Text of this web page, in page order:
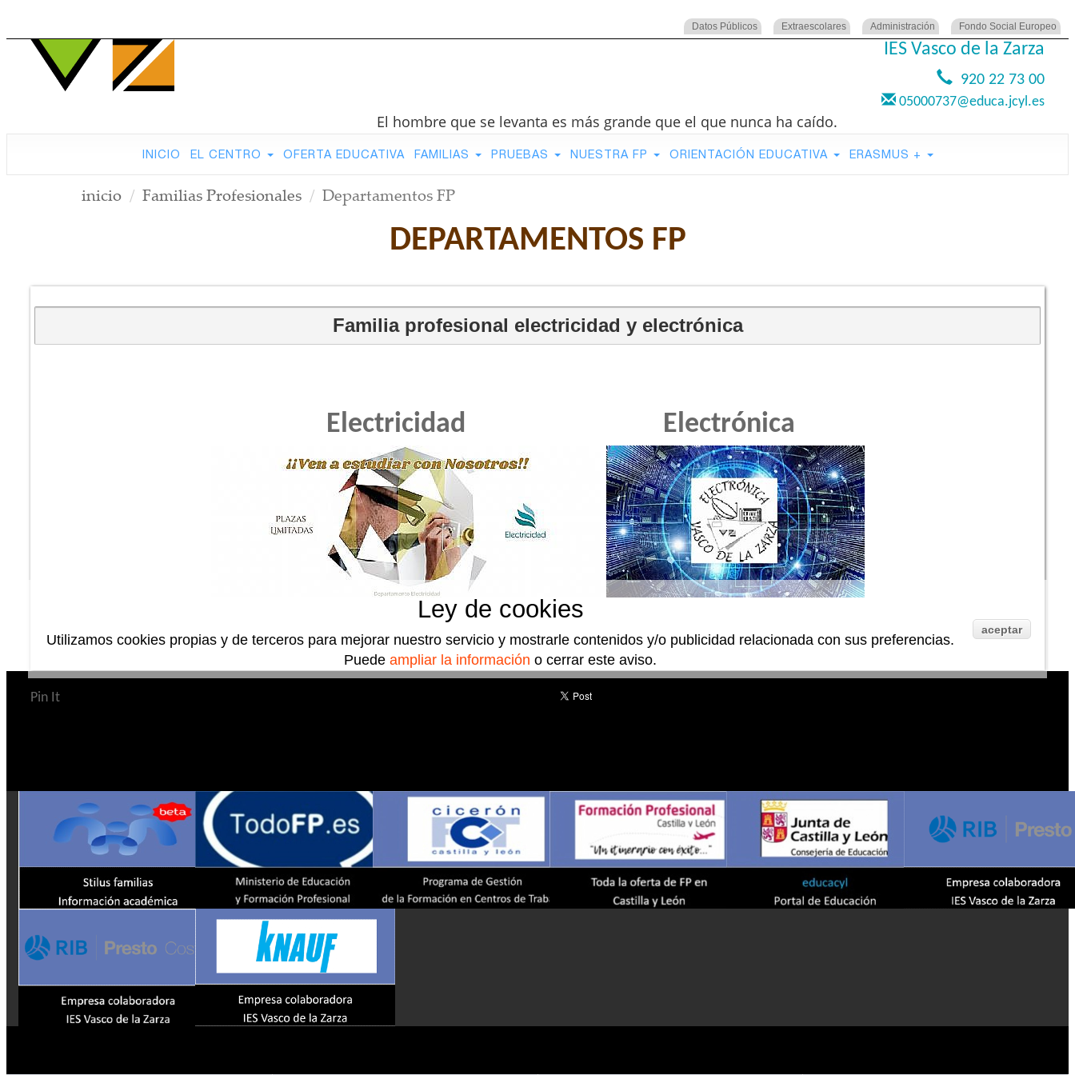
Datos Públicos Extraescolares Administración Fondo Social Europeo
IES Vasco de la Zarza
920 22 73 00
05000737@educa.jcyl.es
El hombre que se levanta es más grande que el que nunca ha caído.
INICIO EL CENTRO OFERTA EDUCATIVA FAMILIAS PRUEBAS NUESTRA FP ORIENTACIÓN EDUCATIVA ERASMUS +
inicio Familias Profesionales Departamentos FP
DEPARTAMENTOS FP
Familia profesional electricidad y electrónica
Electricidad Electrónica
Pin It
Ley de cookies
Utilizamos cookies propias y de terceros para mejorar nuestro servicio y mostrarle contenidos y/o publicidad relacionada con sus preferencias.
Puede ampliar la información o cerrar este aviso.
aceptar